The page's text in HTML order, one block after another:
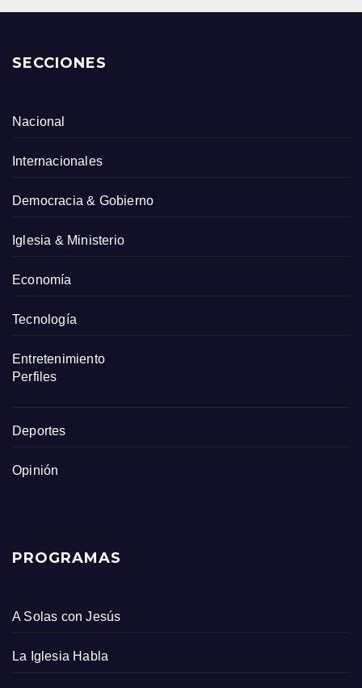
SECCIONES
Nacional
Internacionales
Democracia & Gobierno
Iglesia & Ministerio
Economía
Tecnología
Entretenimiento
Perfiles
Deportes
Opinión
PROGRAMAS
A Solas con Jesús
La Iglesia Habla